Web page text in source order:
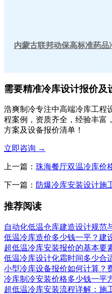
内蒙古联邦动保高标准药品
需要精准冷库设计报价及
浩爽制冷专注中高端冷库工程
程案例，资质齐全，经验丰富
方案及设备报价清单！
立即咨询 →
上一篇： 珠海餐厅双温冷库价
下一篇： 防爆冷库安装设计施
推荐阅读
自动化低温仓库建造设计规范
低温冷库造价多少钱一平？建
超低温冷库安装报价的基本要
低温冷库设计化霜时间多少合
小型冷库设备报价如何计算？
冷库制冷安装价格多少钱一平
超低温冷库安装流程详解：施